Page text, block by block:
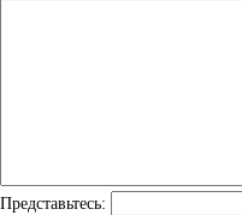
Представьтесь: